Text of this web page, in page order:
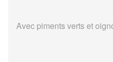
Avec piments verts et